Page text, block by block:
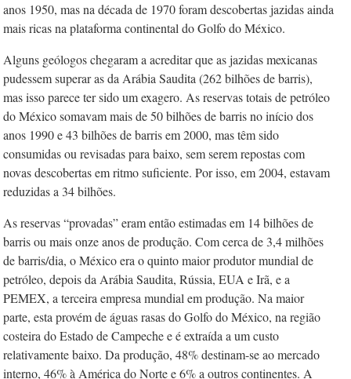
anos 1950, mas na década de 1970 foram descobertas jazidas ainda
mais ricas na plataforma continental do Golfo do México.
Alguns geólogos chegaram a acreditar que as jazidas mexicanas
pudessem superar as da Arábia Saudita (262 bilhões de barris),
mas isso parece ter sido um exagero. As reservas totais de petróleo
do México somavam mais de 50 bilhões de barris no início dos
anos 1990 e 43 bilhões de barris em 2000, mas têm sido
consumidas ou revisadas para baixo, sem serem repostas com
novas descobertas em ritmo suficiente. Por isso, em 2004, estavam
reduzidas a 34 bilhões.
As reservas “provadas” eram então estimadas em 14 bilhões de
barris ou mais onze anos de produção. Com cerca de 3,4 milhões
de barris/dia, o México era o quinto maior produtor mundial de
petróleo, depois da Arábia Saudita, Rússia, EUA e Irã, e a
PEMEX, a terceira empresa mundial em produção. Na maior
parte, esta provém de águas rasas do Golfo do México, na região
costeira do Estado de Campeche e é extraída a um custo
relativamente baixo. Da produção, 48% destinam-se ao mercado
interno, 46% à América do Norte e 6% a outros continentes. A